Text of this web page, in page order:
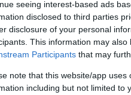
seeing interest-based ads
disclosed to third parties
disclosure of your personal
This information may
Participants that may
note that this website/app
including but not limited to